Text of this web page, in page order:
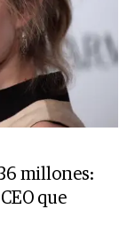
millones:
que